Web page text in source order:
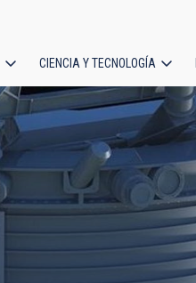
CIENCIA Y TECNOLOGÍA